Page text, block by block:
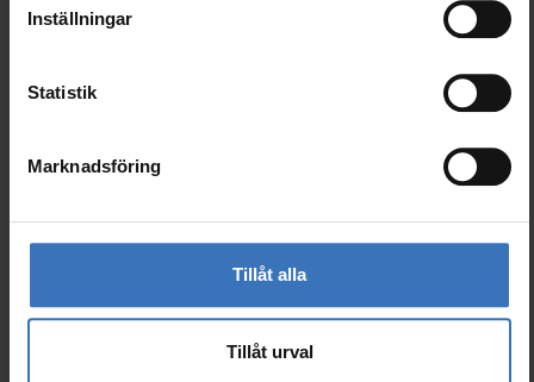
Inställningar
Statistik
Marknadsföring
Tillåt alla
Tillåt urval
Kod
Liknande produkter